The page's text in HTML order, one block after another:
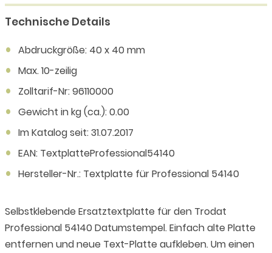
Technische Details
Abdruckgröße: 40 x 40 mm
Max. 10-zeilig
Zolltarif-Nr: 96110000
Gewicht in kg (ca.): 0.00
Im Katalog seit: 31.07.2017
EAN: TextplatteProfessional54140
Hersteller-Nr.: Textplatte für Professional 54140
Selbstklebende Ersatztextplatte für den Trodat
Professional 54140 Datumstempel. Einfach alte Platte
entfernen und neue Text-Platte aufkleben. Um einen